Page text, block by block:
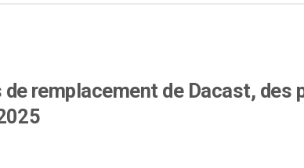
remplacement de Dacast, des